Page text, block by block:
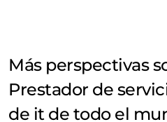
Más perspectivas
Prestador de
de it de todo el